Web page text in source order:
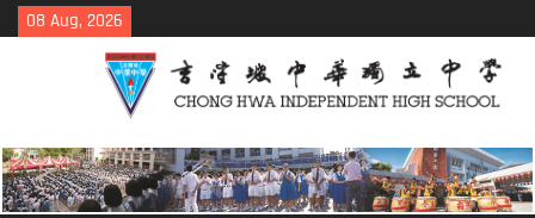
Skip
to
08 Aug, 2026